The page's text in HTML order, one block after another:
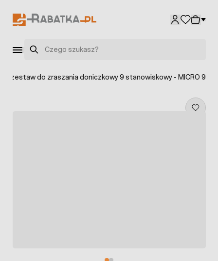
Szukaj
zestaw do zraszania doniczkowy 9 stanowiskowy - MICRO 9